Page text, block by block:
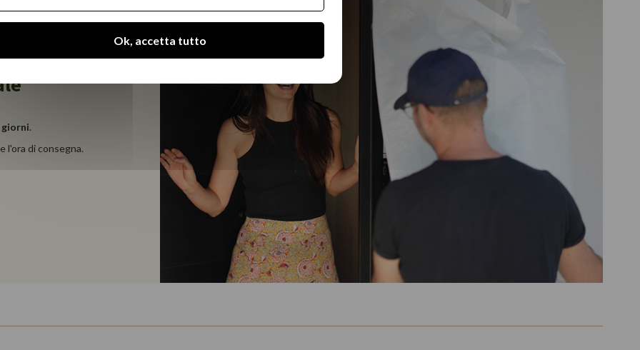
.
l'ora di consegna.
Ok, accetta tutto